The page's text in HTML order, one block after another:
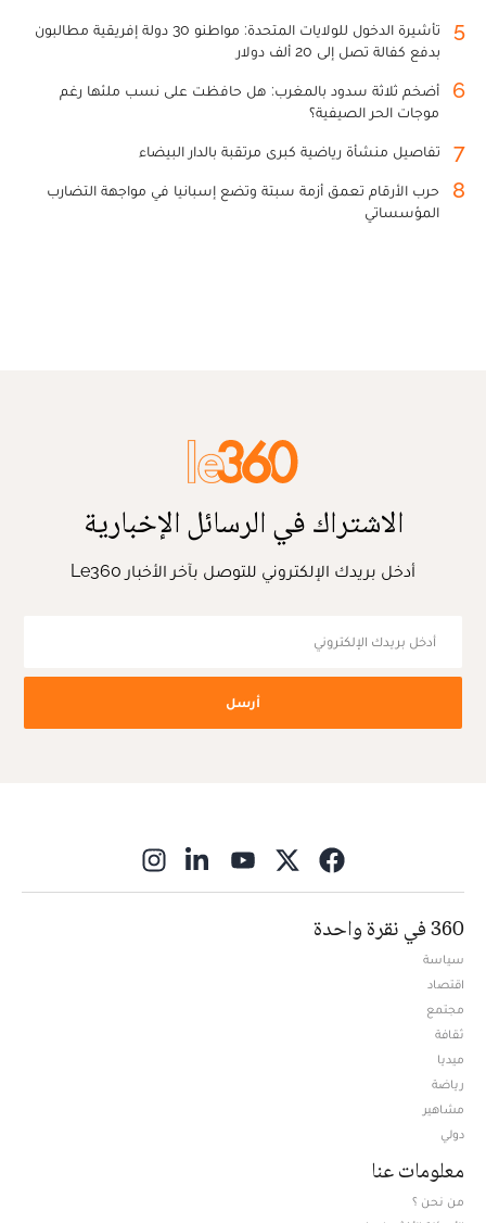
5
تأشيرة الدخول للولايات المتحدة: مواطنو 30 دولة إفريقية مطالبون
بدفع كفالة تصل إلى 20 ألف دولار
6
أضخم ثلاثة سدود بالمغرب: هل حافظت على نسب ملئها رغم
موجات الحر الصيفية؟
7 تفاصيل منشأة رياضية كبرى مرتقبة بالدار البيضاء
8
حرب الأرقام تعمق أزمة سبتة وتضع إسبانيا في مواجهة التضارب
المؤسساتي
الاشتراك في الرسائل الإخبارية
أدخل بريدك الإلكتروني للتوصل بآخر الأخبار Le360
أرسل
360 في نقرة واحدة
سياسة
اقتصاد
مجتمع
ثقافة
ميديا
رياضة
مشاهير
دولي
معلومات عنا
من نحن ؟